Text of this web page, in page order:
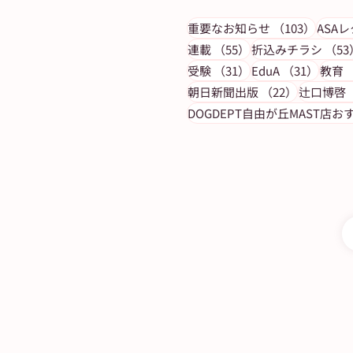
【休刊日】７月１４日（月）
刊は休ませていただきます
重要なお知らせ （103）103件
ASA
連載
（55）55件の記事
折込みチラシ
（
受験
（31）31件の記事
EduA （31）31件
教育
朝日新聞出版
（22）22件の記
辻口博啓
DOGDEPT自由が丘MAST店お